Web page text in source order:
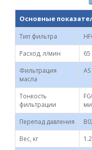
Основные
Тип фильтра
Расход, л/мин
65
Фильтрация
масла
Тонкость
фильтрации
Перепад давления
Вес, кг